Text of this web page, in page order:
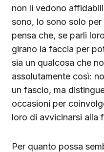
non li vedono
sono, lo sono solo
pensa che, se parli
girano la faccia per
sia un qualcosa che
assolutamente così:
un fascio, ma
occasioni per
loro di avvicinarsi alla
Per quanto possa